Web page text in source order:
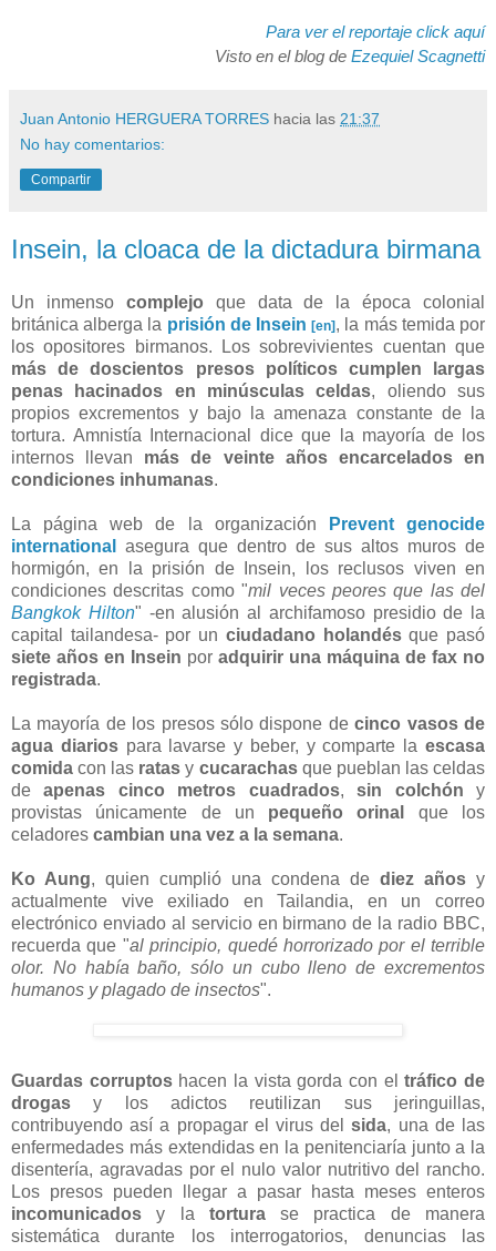
Para ver el reportaje click aquí
Visto en el blog de Ezequiel Scagnetti
Juan Antonio HERGUERA TORRES hacia las 21:37
No hay comentarios:
Compartir
Insein, la cloaca de la dictadura birmana
Un inmenso complejo que data de la época colonial
británica alberga la prisión de Insein[en], la más temida por
los opositores birmanos. Los sobrevivientes cuentan que
más de doscientos presos políticos cumplen largas
penas hacinados en minúsculas celdas, oliendo sus
propios excrementos y bajo la amenaza constante de la
tortura. Amnistía Internacional dice que la mayoría de los
internos llevan más de veinte años encarcelados en
condiciones inhumanas.
La página web de la organización
Prevent genocide
international
asegura que dentro de sus altos muros de
hormigón, en la prisión de Insein, los reclusos viven en
condiciones descritas como "mil veces peores que las del
Bangkok Hilton" -en alusión al archifamoso presidio de la
capital tailandesa- por un ciudadano holandésque pasó
siete años en Insein por adquirir una máquina de fax no
registrada.
La mayoría de los presos sólo dispone decinco vasos de
agua diariospara lavarse y beber, y comparte laescasa
comida con las ratas y cucarachasque pueblan las celdas
deapenas cinco metros cuadrados,sin colchón y
provistas únicamente de un pequeño orinal
que los
celadores cambian una vez a la semana.
Ko Aung, quien cumplió una condena de diez años y
actualmente vive exiliado en Tailandia, en un correo
electrónico enviado al servicio en birmano de la radio BBC,
recuerda que "al principio, quedé horrorizado por el terrible
olor. No había baño, sólo un cubo lleno de excrementos
humanos y plagado de insectos".
Guardas corruptoshacen la vista gorda con eltráfico de
drogas y los adictos reutilizan sus jeringuillas,
contribuyendo así a propagar el virus delsida, una de las
enfermedades más extendidas en la penitenciaría junto a la
disentería, agravadas por el nulo valor nutritivo del rancho.
Los presos pueden llegar a pasar hasta meses enteros
incomunicados y la torturase practica de manera
sistemática durante los interrogatorios, denuncias las